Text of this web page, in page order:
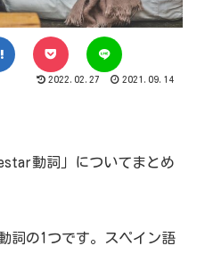
2022.02.27 2021.09.14
動詞」についてまとめ
詞の1つです。スペイン語